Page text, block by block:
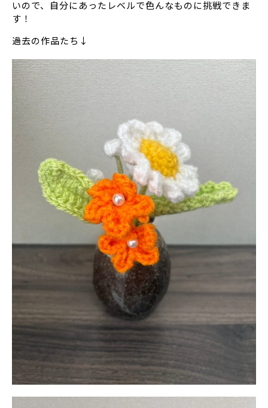
いので、自分にあったレベルで色んなものに挑戦できま
す！
過去の作品たち↓